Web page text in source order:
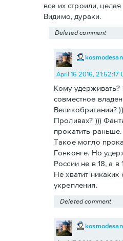
все их строили,
Видимо, дураки.
Deleted comment
April 16 2016, 21:52:17
Кому
совместное
Великобритании?
Проливах? )))
прокатить
Такое могло
Гонконге. Но
России не в 18, а
Не хватит
укрепления.
Deleted comment